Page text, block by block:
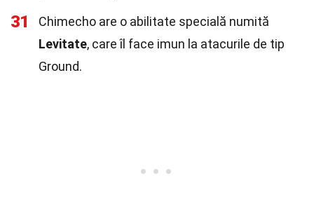
31
Chimecho are o abilitate specială numită
Levitate, care îl face imun la atacurile de tip
Ground.